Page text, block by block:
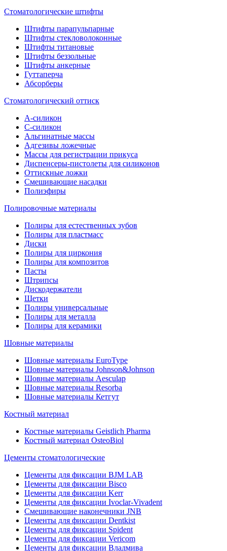
Стоматологические штифты
Штифты парапульпарные
Штифты стекловолоконные
Штифты титановые
Штифты беззольные
Штифты анкерные
Гуттаперча
Абсорберы
Стоматологический оттиск
А-силикон
C-силикон
Альгинатные массы
Адгезивы ложечные
Массы для регистрации прикуса
Диспенсеры-пистолеты для силиконов
Оттискные ложки
Смешивающие насадки
Полиэфиры
Полировочные материалы
Полиры для естественных зубов
Полиры для пластмасс
Диски
Полиры для циркония
Полиры для композитов
Пасты
Штрипсы
Дискодержатели
Щетки
Полиры универсальные
Полиры для металла
Полиры для керамики
Шовные материалы
Шовные материалы EuroType
Шовные материалы Johnson&Johnson
Шовные материалы Aesculap
Шовные материалы Resorba
Шовные материалы Кетгут
Костный материал
Костные материалы Geistlich Pharma
Костный материал OsteoBiol
Цементы стоматологические
Цементы для фиксации BJM LAB
Цементы для фиксации Bisco
Цементы для фиксации Kerr
Цементы для фиксации Ivoclar-Vivadent
Смешивающие наконечники JNB
Цементы для фиксации Dentkist
Цементы для фиксации Spident
Цементы для фиксации Vericom
Цементы для фиксации Владмива